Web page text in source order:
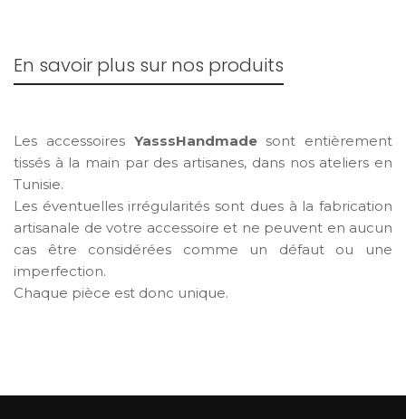
En savoir plus sur nos produits
Les accessoires YasssHandmadesont entièrement
tissés à la main par des artisanes, dans nos ateliers en
Tunisie.
Les éventuelles irrégularités sont dues à la fabrication
artisanale de votre accessoire et ne peuvent en aucun
cas être considérées comme un défaut ou une
imperfection.
Chaque pièce est donc unique.